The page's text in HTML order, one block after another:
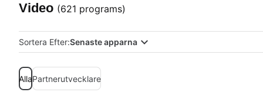
Video (621 programs)
Sortera Efter:Senaste apparna
AllaPartnerutvecklare